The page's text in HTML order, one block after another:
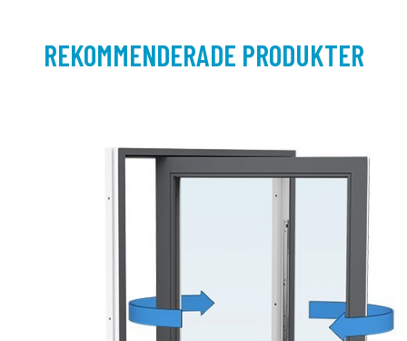
REKOMMENDERADE PRODUKTER